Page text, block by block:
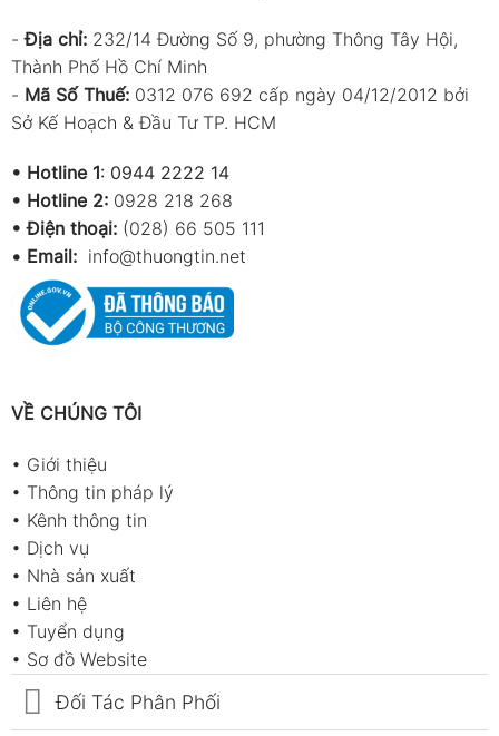
-Địa chỉ: 232/14 Đường Số 9, phường Thông Tây Hội,
Thành Phố Hồ Chí Minh
- Mã Số Thuế: 0312 076 692 cấp ngày 04/12/2012 bởi
Sở Kế Hoạch & Đầu Tư TP. HCM
• Hotline 1: 0944 2222 14
• Hotline 2: 0928 218 268
• Điện thoại: (028) 66 505 111
• Email: info@thuongtin.net
VỀ CHÚNG TÔI
• Giới thiệu
• Thông tin pháp lý
• Kênh thông tin
• Dịch vụ
• Nhà sản xuất
• Liên hệ
• Tuyển dụng
• Sơ đồ Website
Đối Tác Phân Phối